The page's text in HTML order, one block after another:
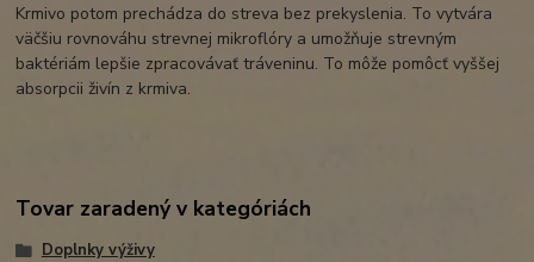
Krmivo potom prechádza do streva bez prekyslenia. To vytvára
väčšiu rovnováhu strevnej mikroflóry a umožňuje strevným
baktériám lepšie zpracovávať tráveninu. To môže pomôcť vyššej
absorpcii živín z krmiva.
Tovar zaradený v kategóriách
Doplnky výživy